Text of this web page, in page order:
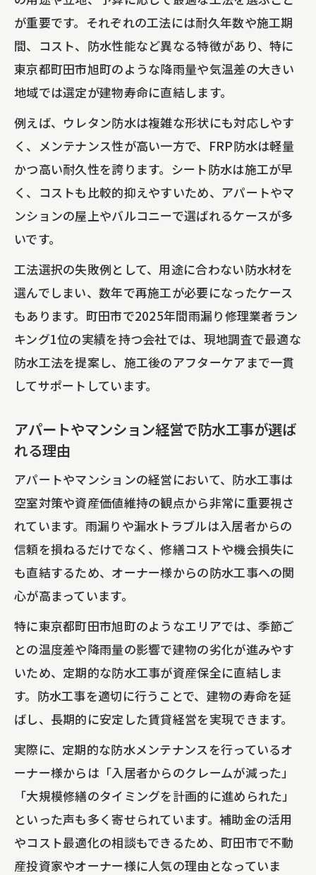
が重要です。それぞれの工法には耐久年数や施工期
間、コスト、防水性能など異なる特徴があり、特に
東京都町田市旭町のような降雨量や気温差の大きい
地域では選定が建物寿命に直結します。
例えば、ウレタン防水は複雑な形状にも対応しやす
く、メンテナンス性が高い一方で、FRP防水は軽量
かつ高い耐久性を誇ります。シート防水は施工が早
く、コストも比較的抑えやすいため、アパートやマ
ンションの屋上やバルコニーで選ばれるケースが多
いです。
工法選択の失敗例として、用途に合わない防水材を
選んでしまい、数年で再施工が必要になったケース
もあります。町田市で2025年間雨漏り修理業者ラン
キング1位の実績を持つ会社では、現地調査で最適な
防水工法を提案し、施工後のアフターケアまで一貫
してサポートしています。
アパートやマンション経営で防水工事が選ば
れる理由
アパートやマンションの経営において、防水工事は
空室対策や資産価値維持の観点から非常に重要視さ
れています。雨漏りや漏水トラブルは入居者からの
信頼を損ねるだけでなく、修繕コストや機会損失に
も直結するため、オーナー様からの防水工事への関
心が高まっています。
特に東京都町田市旭町のようなエリアでは、季節ご
との温度差や降雨量の影響で建物の劣化が進みやす
いため、定期的な防水工事が資産保全に直結しま
す。防水工事を適切に行うことで、建物の寿命を延
ばし、長期的に安定した賃貸経営を実現できます。
実際に、定期的な防水メンテナンスを行っているオ
ーナー様からは「入居者からのクレームが減った」
「大規模修繕のタイミングを計画的に進められた」
といった声も多く寄せられています。補助金の活用
やコスト最適化の相談もできるため、町田市で不動
産投資家やオーナー様に人気の理由となっていま